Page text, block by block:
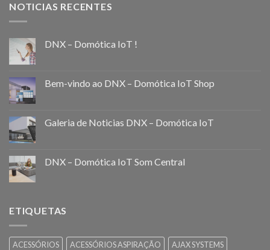
NOTICIAS RECENTES
DNX – Domótica IoT !
Bem-vindo ao DNX – Domótica IoT Shop
Galeria de Noticias DNX – Domótica IoT
DNX – Domótica IoT Som Central
ETIQUETAS
ACESSÓRIOS ACESSÓRIOS ASPIRAÇÃO
AJAX SYSTEMS